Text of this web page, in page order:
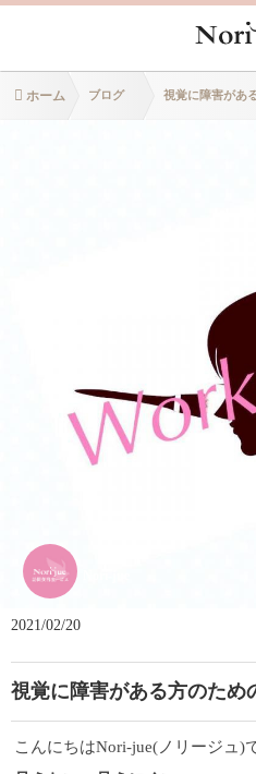
ホーム ブログ 視覚に障害があ
2021/02/20
視覚に障害がある方のため
こんにちはNori-jue(ノリージュ)